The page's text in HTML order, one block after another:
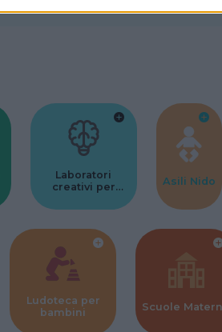
Laboratori
creativi per
Asili Nido
Ludoteca per
bambini
Scuole